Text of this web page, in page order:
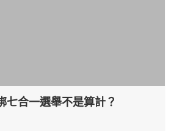
七合一選舉不是算計？